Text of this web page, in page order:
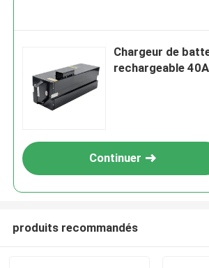
Chargeur de
rechargeable
Continuer
produits recommandés